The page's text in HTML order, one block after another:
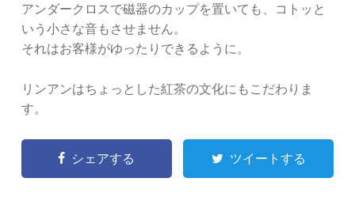
アンダークロスで磁器のカップを置いても、コトッと
いう小さな音もさせません。
それはお客様がゆったりできるように。
リンアンはちょっとした紅茶の文化にもこだわりま
す。
シェアする ツイートする